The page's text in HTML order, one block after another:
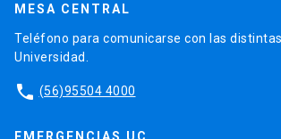
MESA CENTRAL
Teléfono para comunicarse con las
Universidad.
phone (56)95504 4000